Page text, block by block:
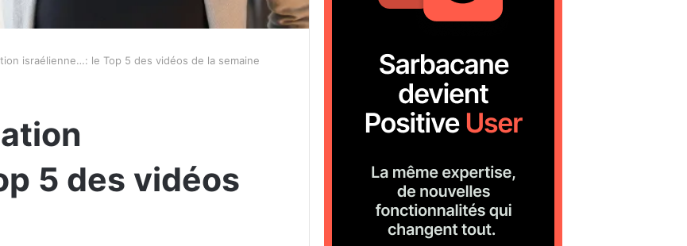
israélienne…: le Top 5 des vidéos de la semaine
5 des vidéos